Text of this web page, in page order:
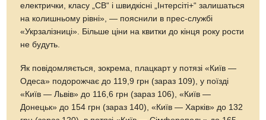
електрички, класу „СВ“ і швидкісні „Інтерсіті+“ залишаться
на колишньому рівні», — пояснили в прес-службі
«Укрзалізниці». Більше ціни на квитки до кінця року рости
не будуть.
Як повідомляється, зокрема, плацкарт у потязі «Київ —
Одеса» подорожчає до 119,9 грн (зараз 109), у поїзді
«Київ — Львів» до 116,6 грн (зараз 106), «Київ —
Донецьк» до 154 грн (зараз 140), «Київ — Харків» до 132